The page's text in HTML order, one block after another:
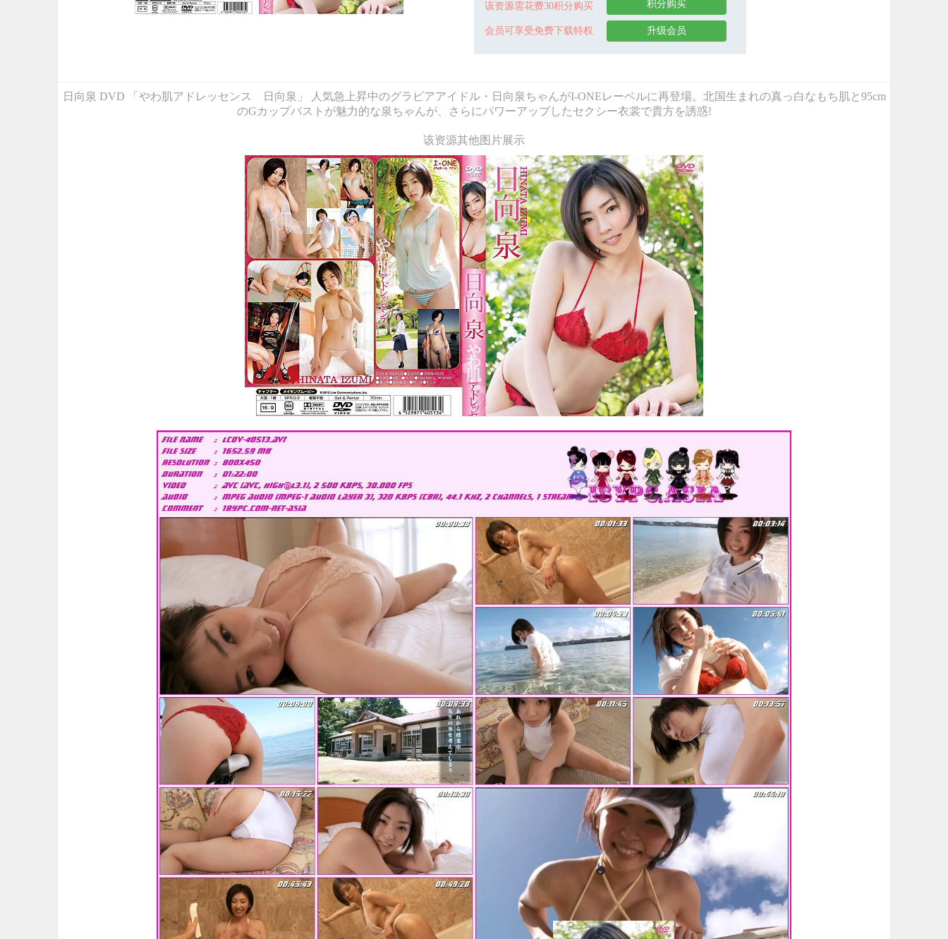
该资源需花费30积分购买
会员可享受免费下载特权
积分购买
升级会员
日向泉 DVD 「やわ肌アドレッセンス 日向泉」 人気急上昇中のグラビアアイドル・日向泉ちゃんがI-ONEレーベルに再登場。北国生まれの真っ白なもち肌と95cm
のGカップバストが魅力的な泉ちゃんが、さらにパワーアップしたセクシー衣裳で貴方を誘惑!
该资源其他图片展示